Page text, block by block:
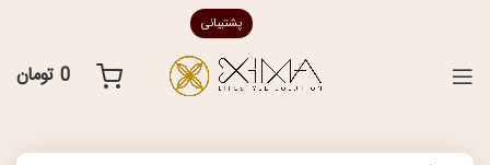
پشتیبانی
0 تومان